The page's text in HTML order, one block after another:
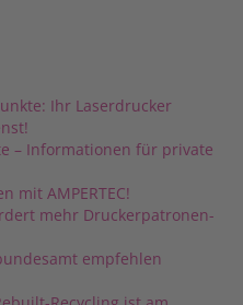
Ihr Laserdrucker
– Informationen für private
mit AMPERTEC!
mehr Druckerpatronen-
empfehlen